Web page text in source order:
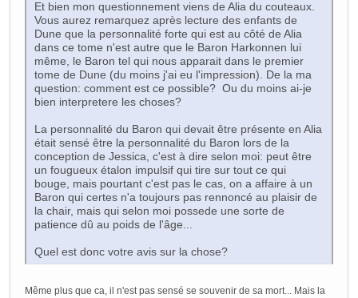
Et bien mon questionnement viens de Alia du couteaux.
Vous aurez remarquez après lecture des enfants de
Dune que la personnalité forte qui est au côté de Alia
dans ce tome n'est autre que le Baron Harkonnen lui
même, le Baron tel qui nous apparait dans le premier
tome de Dune (du moins j'ai eu l'impression). De la ma
question: comment est ce possible? Ou du moins ai-je
bien interpretere les choses?
La personnalité du Baron qui devait être présente en Alia
était sensé être la personnalité du Baron lors de la
conception de Jessica, c'est à dire selon moi: peut être
un fougueux étalon impulsif qui tire sur tout ce qui
bouge, mais pourtant c'est pas le cas, on a affaire à un
Baron qui certes n'a toujours pas rennoncé au plaisir de
la chair, mais qui selon moi possede une sorte de
patience dû au poids de l'âge...
Quel est donc votre avis sur la chose?
Même plus que ca, il n'est pas sensé se souvenir de sa mort... Mais la